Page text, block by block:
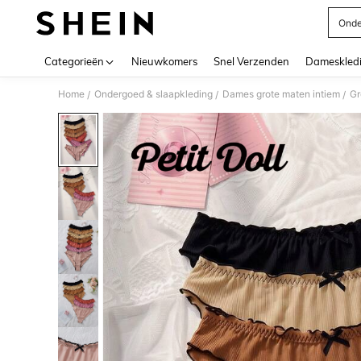
Categorieën Nieuwkomers Snel Verzenden
Home / Ondergoed & slaapkleding / Dames grote maten intiem /